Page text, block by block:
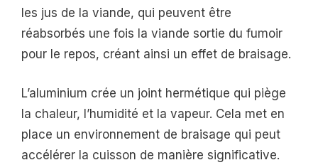
les jus de la viande, qui peuvent être
réabsorbés une fois la viande sortie du fumoir
pour le repos, créant ainsi un effet de braisage.
L’aluminium crée un joint hermétique qui piège
la chaleur, l’humidité et la vapeur. Cela met en
place un environnement de braisage qui peut
accélérer la cuisson de manière significative.